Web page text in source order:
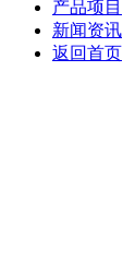
产品项目
新闻资讯
返回首页